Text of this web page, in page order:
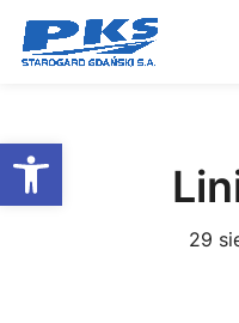
Otwórz
treści
29